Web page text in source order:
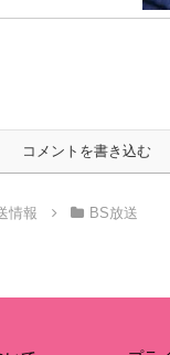
コメントを書き込む
情報 BS放送